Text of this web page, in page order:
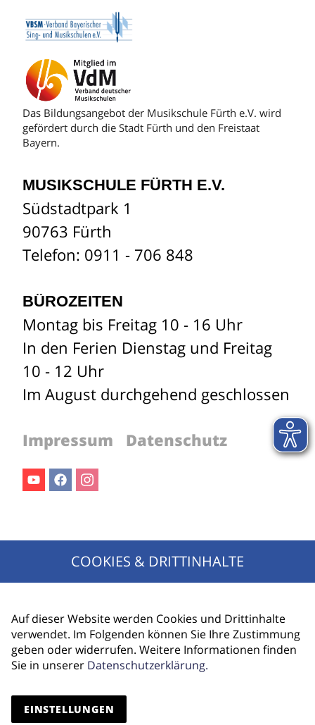
Das Bildungsangebot der Musikschule Fürth e.V. wird
gefördert durch die Stadt Fürth und den Freistaat
Bayern.
MUSIKSCHULE FÜRTH E.V.
Südstadtpark 1
90763 Fürth
Telefon: 0911 - 706 848
BÜROZEITEN
Montag bis Freitag 10 - 16 Uhr
In den Ferien Dienstag und Freitag
10 - 12 Uhr
Im August durchgehend geschlossen
Impressum Datenschutz
Jetzt für den Newsletter anmelden!
ANMELDEN
COOKIES & DRITTINHALTE
Auf dieser Website werden Cookies und Drittinhalte
verwendet. Im Folgenden können Sie Ihre Zustimmung
geben oder widerrufen. Weitere Informationen finden
Sie in unserer Datenschutzerklärung.
EINSTELLUNGEN